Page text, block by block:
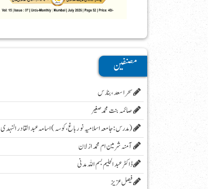
مصنفین
سحر اسعد ،بنارس
صائمہ بنت محمد صغیر
( مدرس :جامعہ اسلامیہ نور باغ، کوسہ )اسامہ عبد القادر النہدی
آمنہ شرمین ام محمد ازلان
ڈاکٹر عبد الحلیم بسم اللہ مدنی
فیصل عزیز